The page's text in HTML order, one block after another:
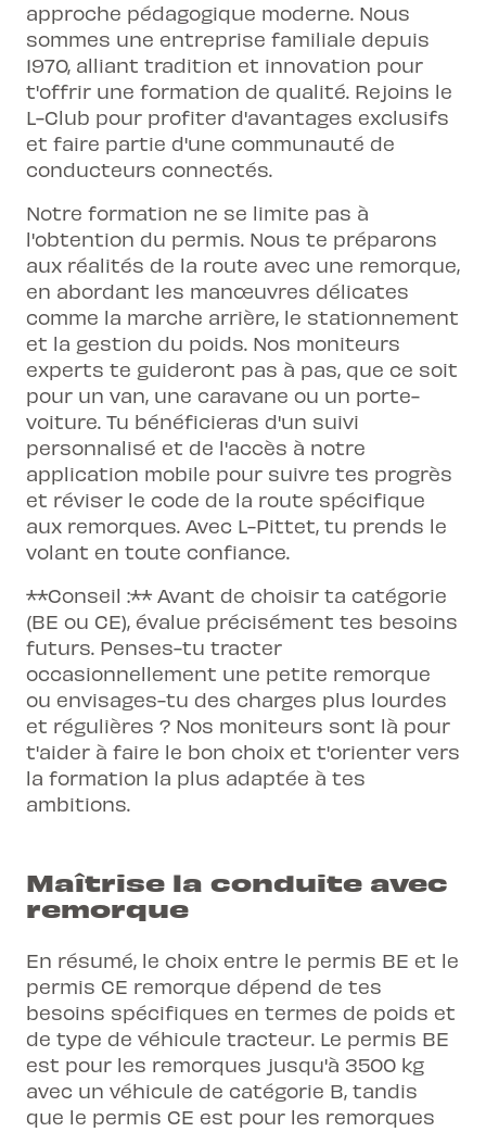
approche pédagogique moderne. Nous
sommes une entreprise familiale depuis
1970, alliant tradition et innovation pour
t'offrir une formation de qualité. Rejoins le
L-Club pour profiter d'avantages exclusifs
et faire partie d'une communauté de
conducteurs connectés.
Notre formation ne se limite pas à
l'obtention du permis. Nous te préparons
aux réalités de la route avec une remorque,
en abordant les manœuvres délicates
comme la marche arrière, le stationnement
et la gestion du poids. Nos moniteurs
experts te guideront pas à pas, que ce soit
pour un van, une caravane ou un porte-
voiture. Tu bénéficieras d'un suivi
personnalisé et de l'accès à notre
application mobile pour suivre tes progrès
et réviser le code de la route spécifique
aux remorques. Avec L-Pittet, tu prends le
volant en toute confiance.
**Conseil :** Avant de choisir ta catégorie
(BE ou CE), évalue précisément tes besoins
futurs. Penses-tu tracter
occasionnellement une petite remorque
ou envisages-tu des charges plus lourdes
et régulières ? Nos moniteurs sont là pour
t'aider à faire le bon choix et t'orienter vers
la formation la plus adaptée à tes
ambitions.
Maîtrise la conduite avec
remorque
En résumé, le choix entre le permis BE et le
permis CE remorque dépend de tes
besoins spécifiques en termes de poids et
de type de véhicule tracteur. Le permis BE
est pour les remorques jusqu'à 3500 kg
avec un véhicule de catégorie B, tandis
que le permis CE est pour les remorques